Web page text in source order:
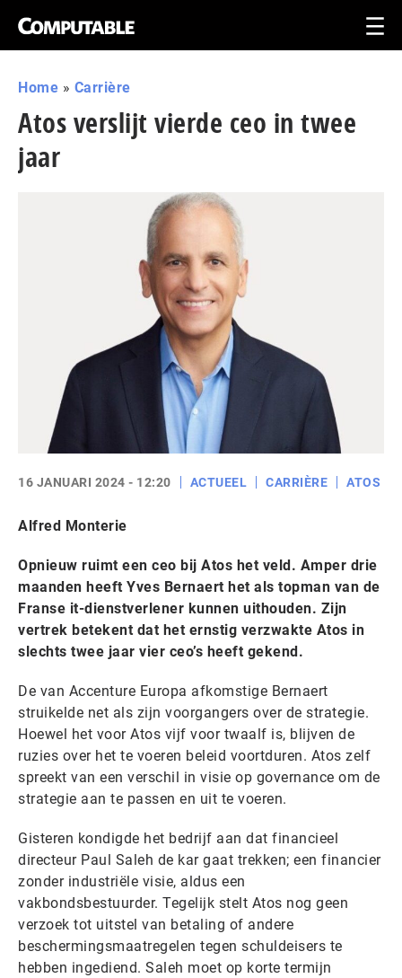
Home » Carrière
Atos verslijt vierde ceo in twee
jaar
16 JANUARI 2024 - 12:20 ACTUEEL CARRIÈRE ATOS
Alfred Monterie
Opnieuw ruimt een ceo bij Atos het veld. Amper drie
maanden heeft Yves Bernaert het als topman van de
Franse it-dienstverlener kunnen uithouden. Zijn
vertrek betekent dat het ernstig verzwakte Atos in
slechts twee jaar vier ceo’s heeft gekend.
De van Accenture Europa afkomstige Bernaert
struikelde net als zijn voorgangers over de strategie.
Hoewel het voor Atos vijf voor twaalf is, blijven de
ruzies over het te voeren beleid voortduren. Atos zelf
spreekt van een verschil in visie op governance om de
strategie aan te passen en uit te voeren.
Gisteren kondigde het bedrijf aan dat financieel
directeur Paul Saleh de kar gaat trekken; een financier
zonder industriële visie, aldus een
vakbondsbestuurder. Tegelijk stelt Atos nog geen
verzoek tot uitstel van betaling of andere
beschermingsmaatregelen tegen schuldeisers te
hebben ingediend. Saleh moet op korte termijn